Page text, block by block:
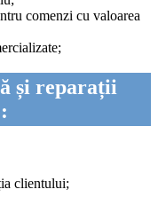
comenzi cu valoarea
și reparații
clientului;